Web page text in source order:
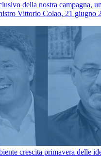
della nostra campagna,
Vittorio Colao, 21 giugno
crescita primavera delle